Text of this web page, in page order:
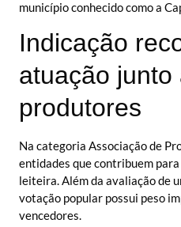
município conhecido como a
Indicação
atuação junto
produtores
Na categoria Associação de
entidades que contribuem
leiteira. Além da avaliação de
votação popular possui peso
vencedores.